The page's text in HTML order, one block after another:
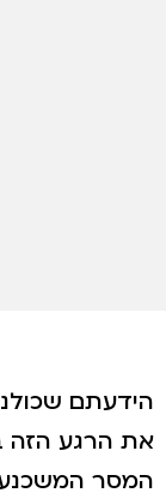
הידעתם
את הרגע הזה
המסר